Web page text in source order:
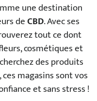
une destination
deCBD. Avec ses
tout ce dont
cosmétiques et
des produits
ces magasins sont vos
et sans stress !